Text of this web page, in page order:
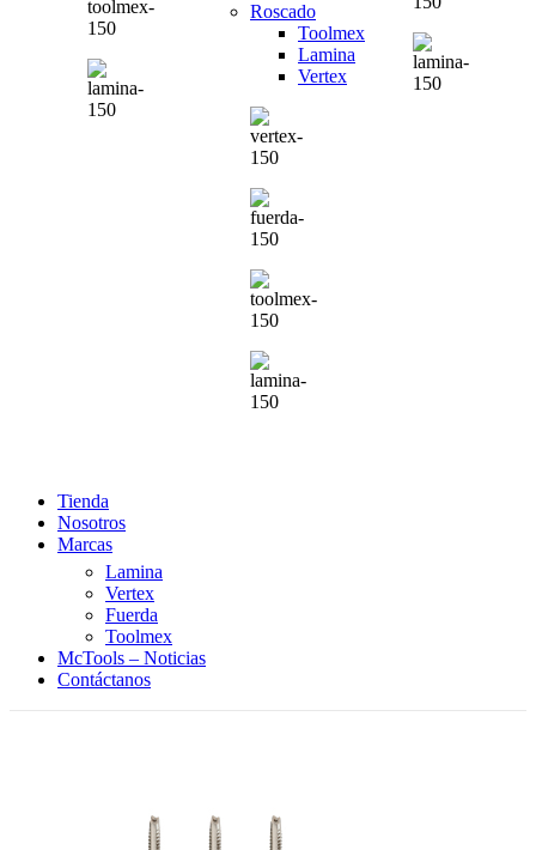
Roscado
Toolmex
Lamina
Vertex
Tienda
Nosotros
Marcas
Lamina
Vertex
Fuerda
Toolmex
McTools – Noticias
Contáctanos